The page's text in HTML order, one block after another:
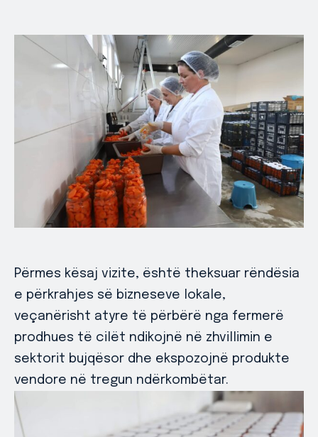
Përmes kësaj vizite, është theksuar rëndësia
e përkrahjes së bizneseve lokale,
veçanërisht atyre të përbërë nga fermerë
prodhues të cilët ndikojnë në zhvillimin e
sektorit bujqësor dhe ekspozojnë produkte
vendore në tregun ndërkombëtar.